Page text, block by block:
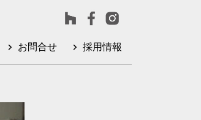
お問合せ 採用情報